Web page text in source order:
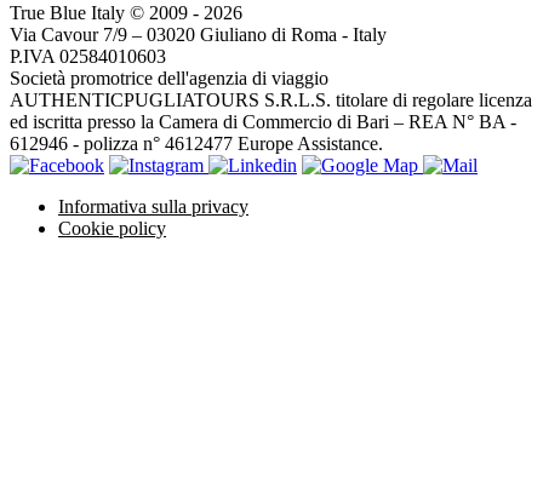
True Blue Italy © 2009 - 2026
Via Cavour 7/9 – 03020 Giuliano di Roma - Italy
P.IVA 02584010603
Società promotrice dell'agenzia di viaggio
AUTHENTICPUGLIATOURS S.R.L.S. titolare di regolare licenza
ed iscritta presso la Camera di Commercio di Bari – REA N° BA -
612946 - polizza n° 4612477 Europe Assistance.
Informativa sulla privacy
Cookie policy